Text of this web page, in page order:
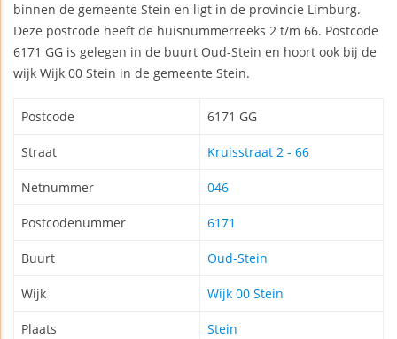
binnen de gemeente Stein en ligt in de provincie Limburg.
Deze postcode heeft de huisnummerreeks 2 t/m 66. Postcode
6171 GG is gelegen in de buurt Oud-Stein en hoort ook bij de
wijk Wijk 00 Stein in de gemeente Stein.
Postcode 6171 GG
Straat Kruisstraat 2 - 66
Netnummer 046
Postcodenummer 6171
Buurt Oud-Stein
Wijk Wijk 00 Stein
Plaats Stein